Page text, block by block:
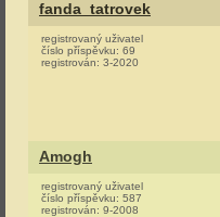
fanda_tatrovek
registrovaný uživatel
číslo příspěvku: 69
registrován: 3-2020
Amogh
registrovaný uživatel
číslo příspěvku: 587
registrován: 9-2008